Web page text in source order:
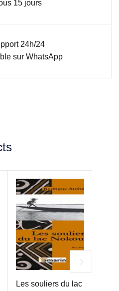
15 jours
24h/24
sur WhatsApp
Les souliers du lac